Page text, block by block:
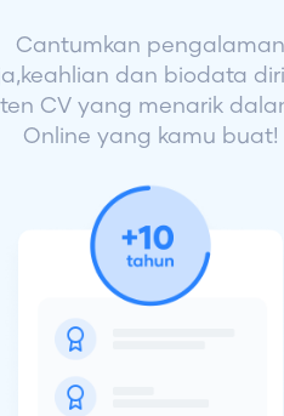
Cantumkan pengalaman
dan biodata
CV yang menarik
Online yang kamu buat!